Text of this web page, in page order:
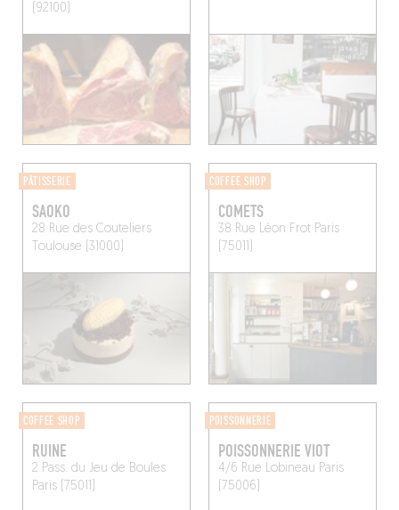
(92100)
PÂTISSERIE
SAOKO
28 Rue des Couteliers
Toulouse (31000)
COFFEE SHOP
COMETS
38 Rue Léon Frot Paris
(75011)
COFFEE SHOP
RUINE
2 Pass. du Jeu de Boules
Paris (75011)
POISSONNERIE
POISSONNERIE VIOT
4/6 Rue Lobineau Paris
(75006)